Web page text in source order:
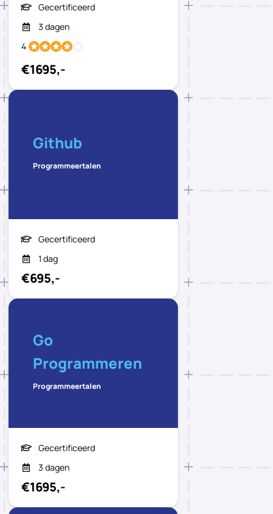
Gecertificeerd
3 dagen
4
€1695,-
Github
Programmeertalen
Gecertificeerd
1 dag
€695,-
Go
Programmeren
Programmeertalen
Gecertificeerd
3 dagen
€1695,-